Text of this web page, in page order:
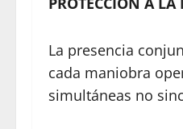
La presencia
cada maniobra
simultáneas no